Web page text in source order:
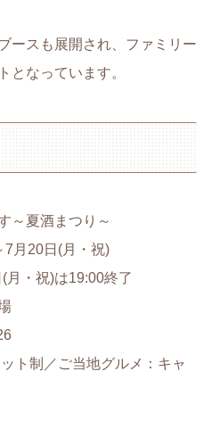
ースも展開され、ファミリー
となっています。
～夏酒まつり～
7月20日(月・祝)
・祝)は19:00終了
ト制／ご当地グルメ：キャ